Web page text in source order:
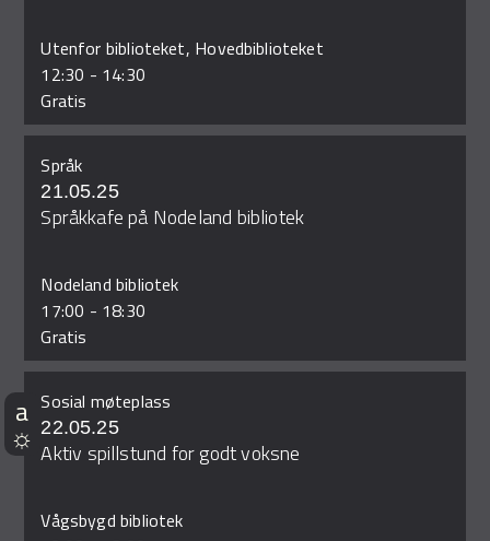
Utenfor biblioteket, Hovedbiblioteket
12:30 - 14:30
Gratis
Språk
21.05.25
Språkkafe på Nodeland bibliotek
Nodeland bibliotek
17:00 - 18:30
Gratis
Sosial møteplass
22.05.25
Aktiv spillstund for godt voksne
Vågsbygd bibliotek